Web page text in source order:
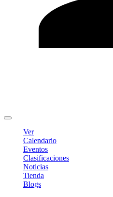
Ver
Calendario
Eventos
Clasificaciones
Noticias
Tienda
Blogs